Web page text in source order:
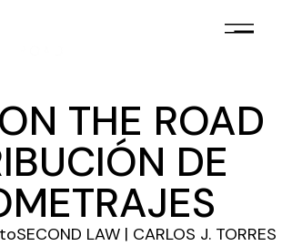
THE ROAD
DE
SECOND LAW | CARLOS J. TORRES